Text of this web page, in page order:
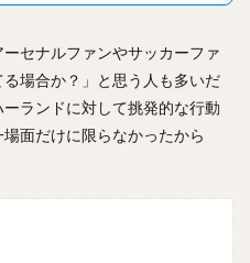
セナルファンやサッカーファ
場合か？」と思う人も多いだ
ランドに対して挑発的な行動
面だけに限らなかったから